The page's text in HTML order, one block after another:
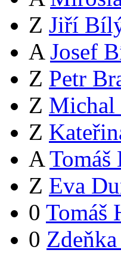
Z Jiří
A Josef
Z Petr
Z
Z
A Tomáš
Z Eva
0 Tomáš
0